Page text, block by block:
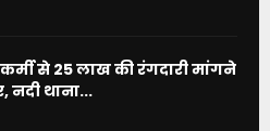
से 25 लाख की रंगदारी मांगने
नदी थाना...